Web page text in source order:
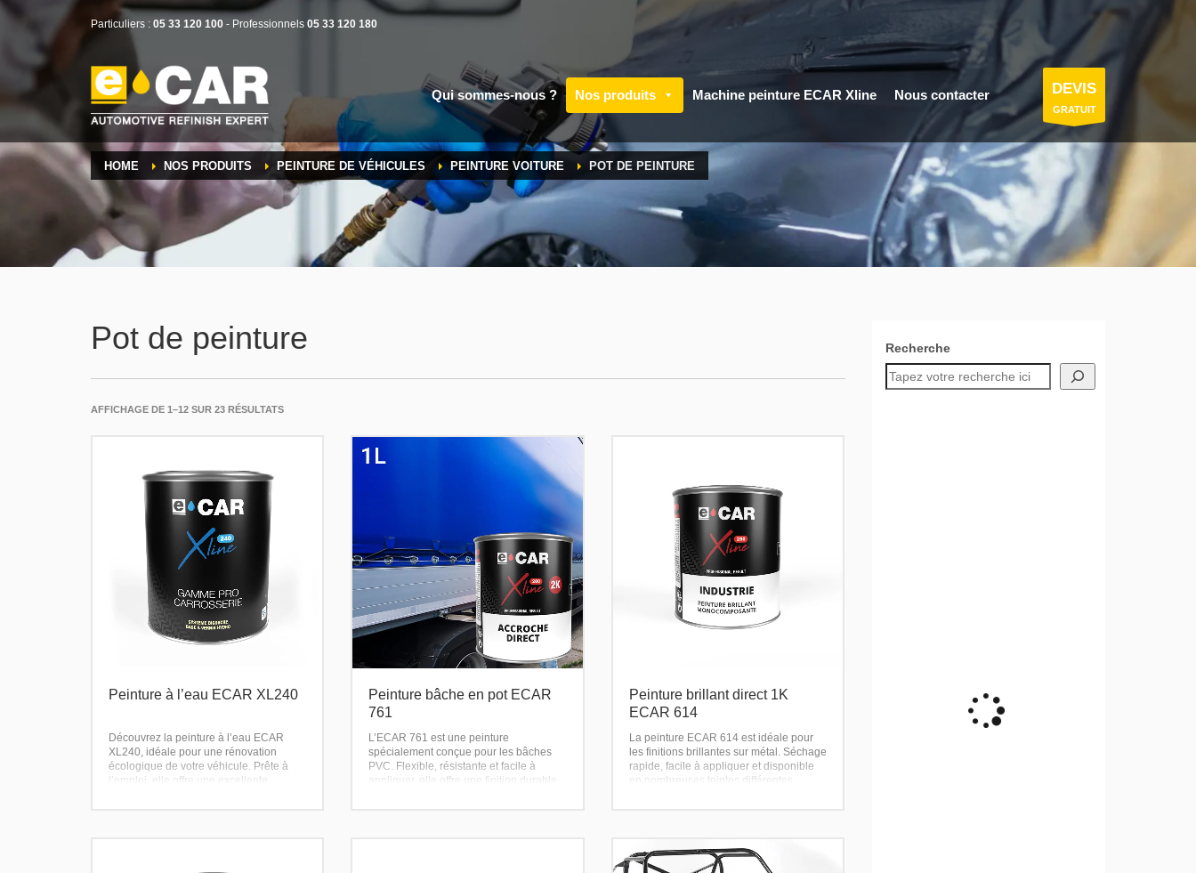
Particuliers : 05 33 120 100 - Professionnels 05 33 120 180
Qui sommes-nous ? Nos produits Machine peinture ECAR Xline Nous contacter DEVIS
GRATUIT
HOME NOS PRODUITS PEINTURE DE VÉHICULES PEINTURE VOITURE POT DE PEINTURE
Pot de peinture
AFFICHAGE DE 1–12 SUR 23 RÉSULTATS
Peinture à l’eau ECAR XL240
Découvrez la peinture à l’eau ECAR
XL240, idéale pour une rénovation
écologique de votre véhicule. Prête à
l’emploi, elle offre une excellente
Peinture bâche en pot ECAR
761
L’ECAR 761 est une peinture
spécialement conçue pour les bâches
PVC. Flexible, résistante et facile à
appliquer, elle offre une finition durable
Peinture brillant direct 1K
ECAR 614
La peinture ECAR 614 est idéale pour
les finitions brillantes sur métal. Séchage
rapide, facile à appliquer et disponible
en nombreuses teintes différentes.
Recherche